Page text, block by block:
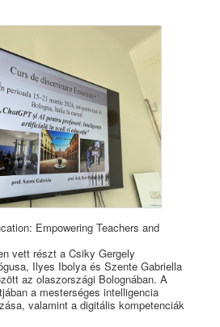
Empowering Teachers and
vett részt a Csiky Gergely
Ilyes Ibolya és Szente Gabriella
az olaszországi Bolognában. A
a mesterséges intelligencia
valamint a digitális kompetenciák